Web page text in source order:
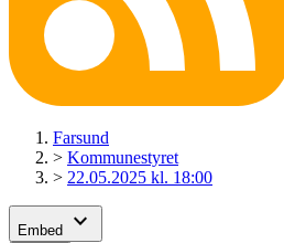
Farsund
> Kommunestyret
> 22.05.2025 kl. 18:00
Embed expand_more